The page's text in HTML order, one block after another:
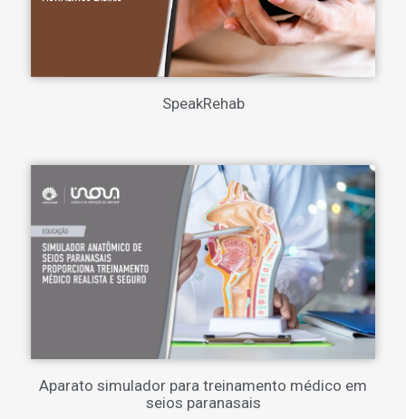
SpeakRehab
Aparato simulador para treinamento médico em
seios paranasais